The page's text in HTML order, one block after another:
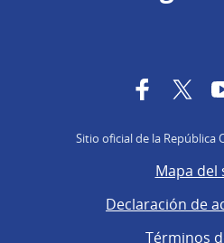
Facebook
Sitio oficial de la República
Mapa del
Declaración de
Términos